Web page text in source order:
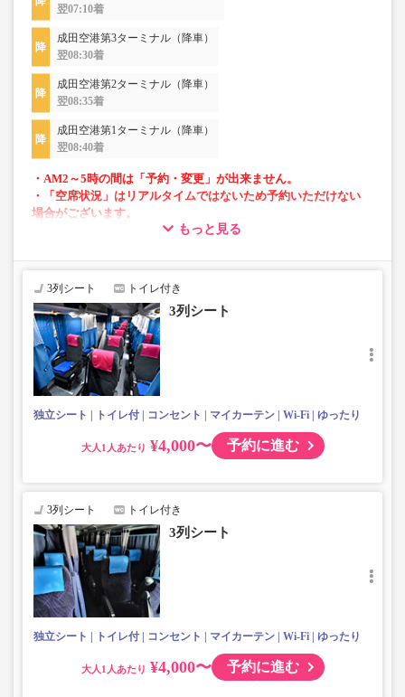
翌07:10着
成田空港第3ターミナル（降車）
翌08:30着
成田空港第2ターミナル（降車）
翌08:35着
成田空港第1ターミナル（降車）
翌08:40着
・AM2～5時の間は「予約・変更」が出来ません。
・「空席状況」はリアルタイムではないため予約いただけない
場合がございます。
・3列シートで快適
・車内トイレ付きで長時間の移動でも安心※車両により異
・車内フリーWi-Fiあり
・車内は常時換気し、清掃・除菌を徹底。
・コンセント付き※異なる設備の車両で運行する場合があ
ります。
・ブランケットについては、現在貸し出しサービスを停止
・カーテンはA席とB席の間、B席とC席の間（C席より）に
もっと見る
3列シート トイレ付き
3列シート
独立シート トイレ付 コンセント マイカーテン Wi-Fi ゆったり
大人 ¥4,000〜 予約に進む
3列シート トイレ付き
3列シート
独立シート トイレ付 コンセント マイカーテン Wi-Fi ゆったり
大人 ¥4,000〜 予約に進む